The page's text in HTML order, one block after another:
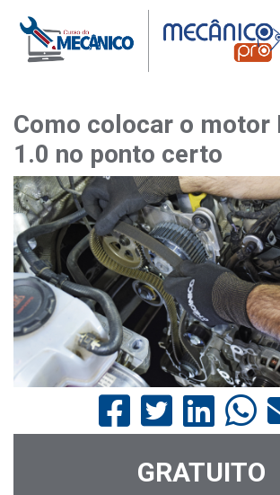
Como colocar o motor
1.0 no ponto certo
GRATUITO